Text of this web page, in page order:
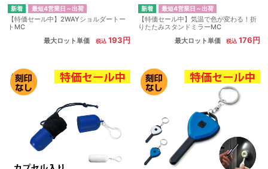
最短4営業日～出荷
【特価セール中】2WAYショルダートー
トMC
最大ロット単価
193円
最短4営業日～出荷
【特価セール中】気温で色が変わる！折
りたたみスタンドミラーMC
最大ロット単価
176円